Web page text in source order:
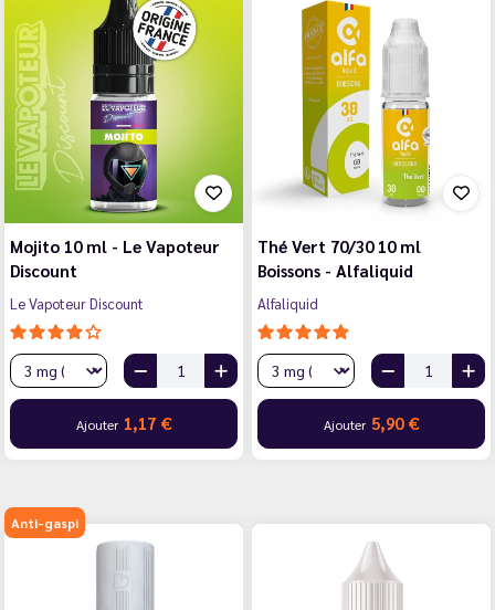
Mojito 10 ml - Le Vapoteur
Discount
Le Vapoteur Discount
Ajouter 1,17 €
Thé Vert 70/30 10 ml
Boissons - Alfaliquid
Alfaliquid
Ajouter 5,90 €
Anti-gaspi